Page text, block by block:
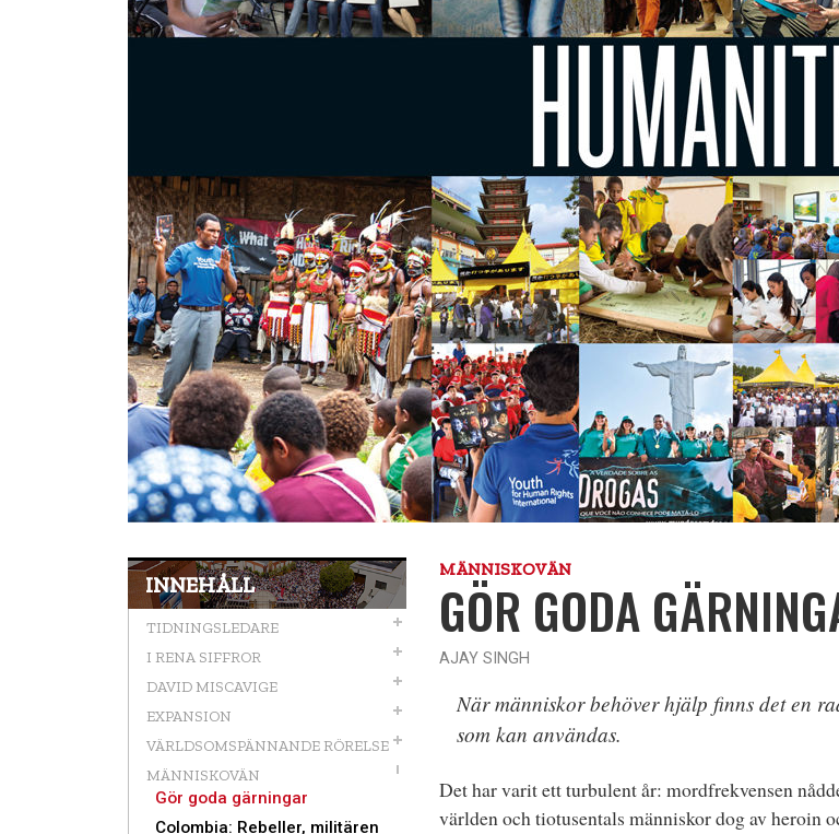
INNEHÅLL
TIDNINGSLEDARE
I RENA SIFFROR
DAVID MISCAVIGE
EXPANSION
VÄRLDSOMSPÄNNANDE RÖRELSE
MÄNNISKOVÄN
Gör goda gärningar
Colombia: Rebeller, militären
MÄNNISKOVÄN
GÖR GODA
AJAY SINGH
När människor behöver hjälp finns det en
som kan användas.
Det har varit ett turbulent år: mordfrekvensen
världen och tiotusentals människor dog av heroin